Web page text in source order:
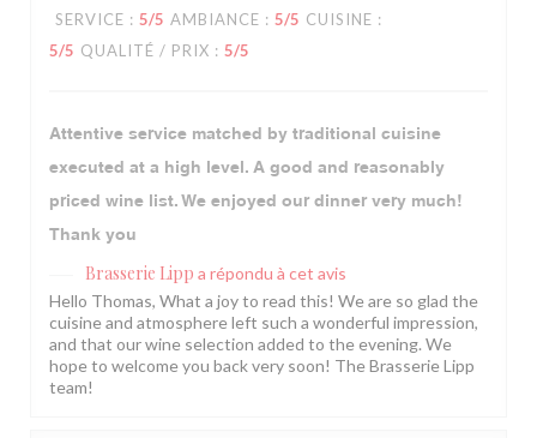
SERVICE : 5/5 AMBIANCE : 5/5 CUISINE :
5/5 QUALITÉ / PRIX : 5/5
Attentive service matched by traditional cuisine
executed at a high level. A good and reasonably
priced wine list. We enjoyed our dinner very much!
Thank you
Brasserie Lipp a répondu à cet avis
Hello Thomas, What a joy to read this! We are so glad the
cuisine and atmosphere left such a wonderful impression,
and that our wine selection added to the evening. We
hope to welcome you back very soon! The Brasserie Lipp
team!